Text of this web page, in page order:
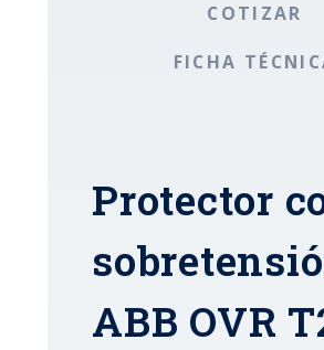
COTIZAR
FICHA
Protector
ABB OVR